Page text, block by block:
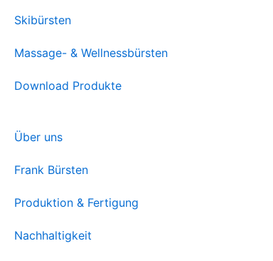
Skibürsten
Massage- & Wellnessbürsten
Download Produkte
Über uns
Frank Bürsten
Produktion & Fertigung
Nachhaltigkeit